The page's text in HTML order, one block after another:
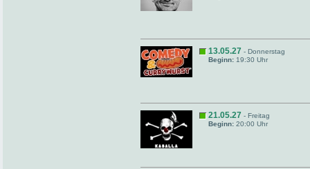
13.05.27 - Donnerstag
Beginn: 19:30 Uhr
21.05.27 - Freitag
Beginn: 20:00 Uhr